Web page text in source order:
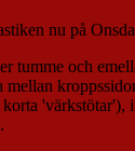
nu på
tumme och
mellan
'värkstötar'),